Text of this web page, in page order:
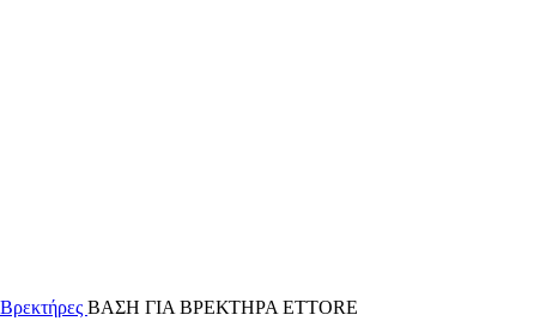
ΒΑΣΗ ΓΙΑ ΒΡΕΚΤΗΡΑ ETTORE